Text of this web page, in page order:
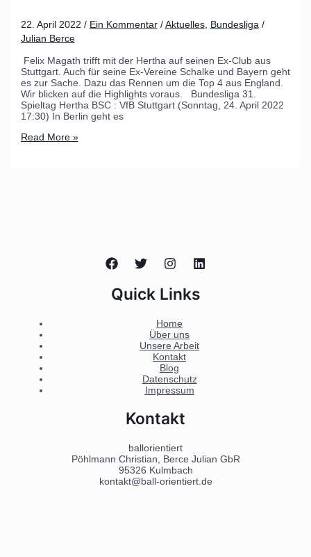
22. April 2022 / Ein Kommentar /Aktuelles, Bundesliga /
Julian Berce
Felix Magath trifft mit der Hertha auf seinen Ex-Club aus
Stuttgart. Auch für seine Ex-Vereine Schalke und Bayern geht
es zur Sache. Dazu das Rennen um die Top 4 aus England.
Wir blicken auf die Highlights voraus. Bundesliga 31.
Spieltag Hertha BSC : VfB Stuttgart (Sonntag, 24. April 2022
17:30) In Berlin geht es
Read More »
Quick Links
Home
Über uns
Unsere Arbeit
Kontakt
Blog
Datenschutz
Impressum
Kontakt
ballorientiert
Pöhlmann Christian, Berce Julian GbR
95326 Kulmbach
kontakt@ball-orientiert.de